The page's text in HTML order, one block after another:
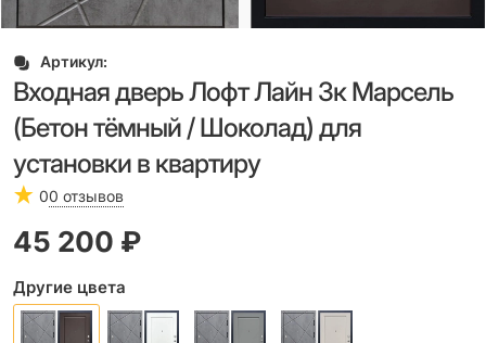
Артикул:
Входная дверь Лофт Лайн 3к Марсель
(Бетон тёмный / Шоколад) для
установки в квартиру
00 отзывов
45 200 ₽
Другие цвета